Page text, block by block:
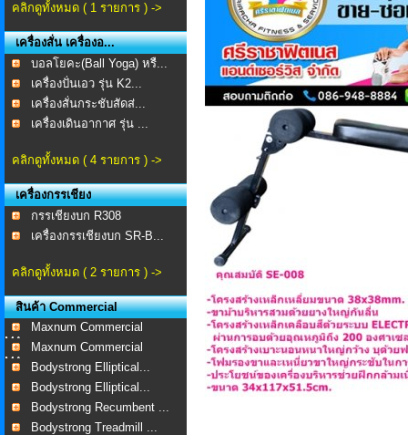
คลิกดูทั้งหมด ( 1 รายการ ) ->
เครื่องสั่น เครื่องอ...
บอลโยคะ(Ball Yoga) หรื...
เครื่องปั่นเอว รุ่น K2...
เครื่องสั่นกระชับสัดส่...
เครื่องเดินอากาศ รุ่น ...
คลิกดูทั้งหมด ( 4 รายการ ) ->
เครื่องกรรเชียง
กรรเชียงบก R308
เครื่องกรรเชียงบก SR-B...
คลิกดูทั้งหมด ( 2 รายการ ) ->
สินค้า Commercial
Maxnum Commercial
MA-...Maxnum Commercial
MA-...Bodystrong Elliptical...
Bodystrong Elliptical...
Bodystrong Recumbent ...
Bodystrong Treadmill ...